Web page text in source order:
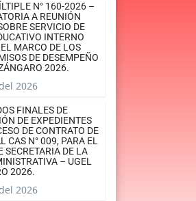
N° 160-2026 –
A REUNIÓN
SERVICIO DE
INTERNO
MARCO DE LOS
DE DESEMPEÑO
2026.
2026
FINALES DE
DE EXPEDIENTES
DE CONTRATO DE
CAS N° 009, PARA EL
SECRETARIA DE LA
– UGEL
2026.
2026